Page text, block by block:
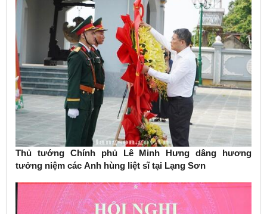
Thủ tướng Chính phủ Lê Minh Hưng dâng hương
tưởng niệm các Anh hùng liệt sĩ tại Lạng Sơn